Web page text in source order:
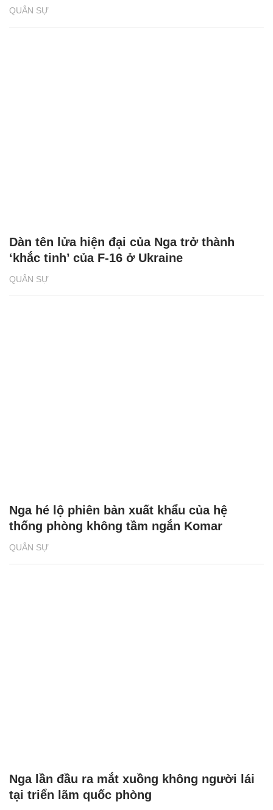
QUÂN SỰ
QUÂN SỰ
Dàn tên lửa hiện đại của Nga trở thành
‘khắc tinh’ của F-16 ở Ukraine
QUÂN SỰ
Nga hé lộ phiên bản xuất khẩu của hệ
thống phòng không tầm ngắn Komar
Nga lần đầu ra mắt xuồng không người lái
tại triển lãm quốc phòng